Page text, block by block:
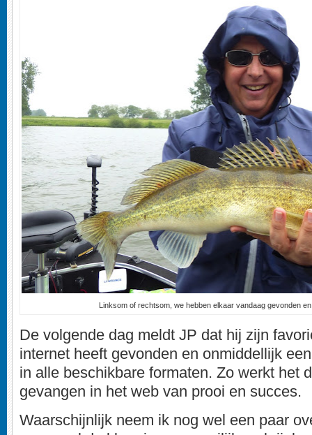
Linksom of rechtsom, we hebben elkaar vandaag gevonden
De volgende dag meldt JP dat hij zijn
internet heeft gevonden en onmiddellijk
in alle beschikbare formaten. Zo werkt het
gevangen in het web van prooi en succes.
Waarschijnlijk neem ik nog wel een paar